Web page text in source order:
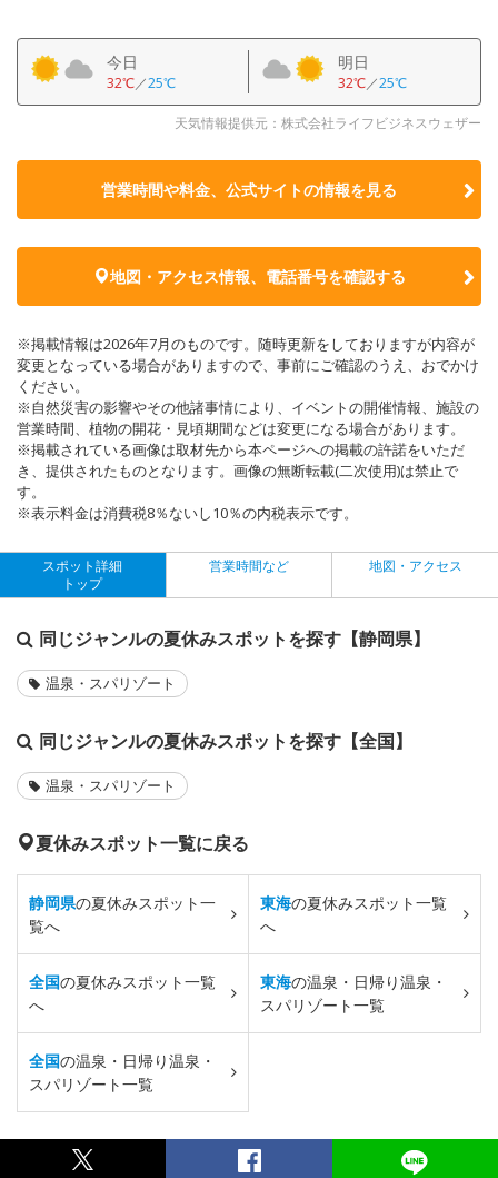
今日
32℃／25℃
明日
32℃／25℃
天気情報提供元：株式会社ライフビジネスウェザー
営業時間や料金、公式サイトの情報を見る
地図・アクセス情報、電話番号を確認する
※掲載情報は2026年7月のものです。随時更新をしておりますが内容が
変更となっている場合がありますので、事前にご確認のうえ、おでかけ
ください。
※自然災害の影響やその他諸事情により、イベントの開催情報、施設の
営業時間、植物の開花・見頃期間などは変更になる場合があります。
※掲載されている画像は取材先から本ページへの掲載の許諾をいただ
き、提供されたものとなります。画像の無断転載(二次使用)は禁止で
す。
※表示料金は消費税8％ないし10％の内税表示です。
スポット詳細
トップ
営業時間など 地図・アクセス
同じジャンルの夏休みスポットを探す【静岡県】
温泉・スパリゾート
同じジャンルの夏休みスポットを探す【全国】
温泉・スパリゾート
夏休みスポット一覧に戻る
静岡県の夏休みスポット一
覧へ
東海の夏休みスポット一覧
へ
全国の夏休みスポット一覧
へ
東海の温泉・日帰り温泉・
スパリゾート一覧
全国の温泉・日帰り温泉・
スパリゾート一覧